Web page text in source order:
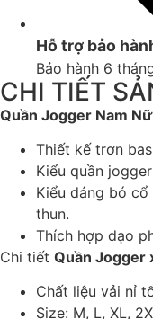
Hỗ trợ bảo
Bảo hành 6
CHI TIẾT
Quần Jogger Nam
Thiết kế trơn
Kiểu quần
Kiểu dáng bó cổ
thun.
Thích hợp dạo
Chi tiết Quần Jogger
Chất liệu vải nỉ
Size: M, L, XL,